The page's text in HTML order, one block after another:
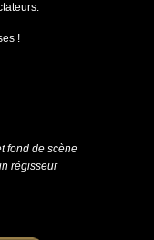
!
fond de scène
régisseur